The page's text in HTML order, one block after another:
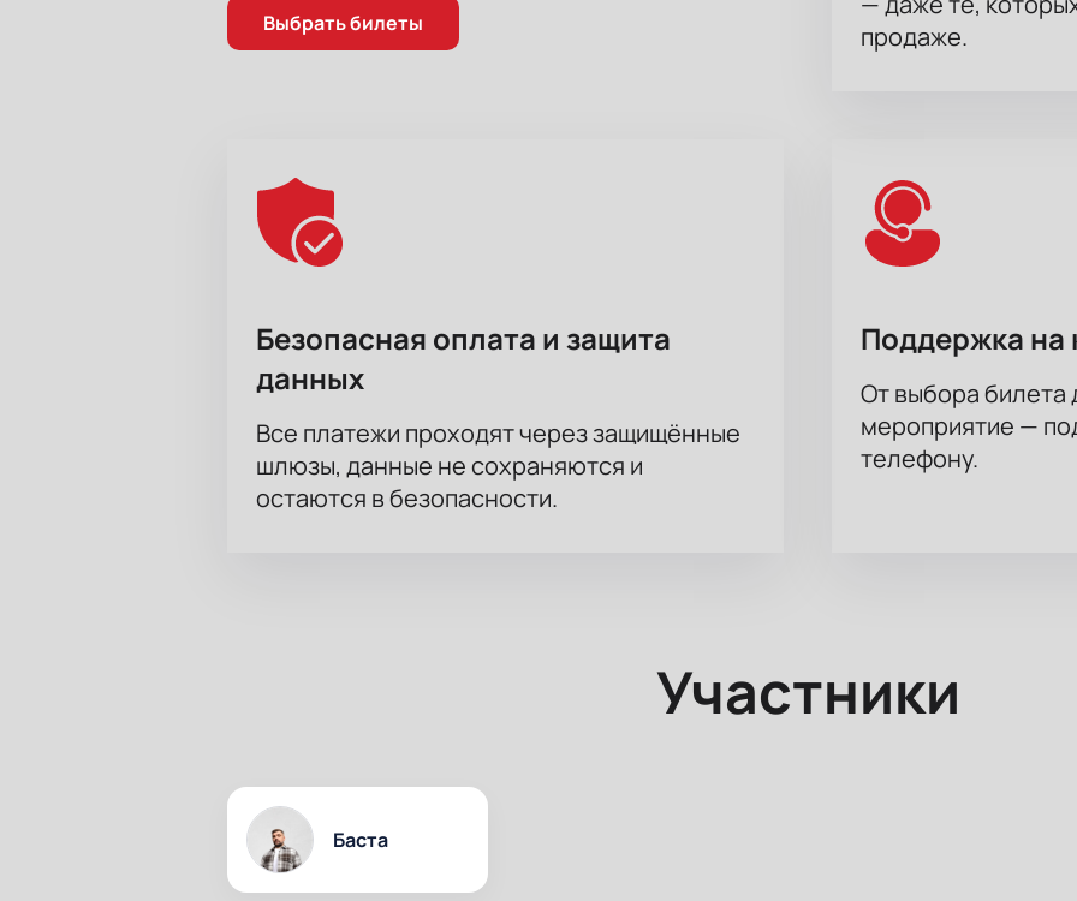
Выбрать билеты
продаже.
Безопасная оплата и защита
данных
Все платежи проходят через защищённые
шлюзы, данные не сохраняются и
остаются в безопасности.
Поддержка на
От выбора билета
мероприятие —
телефону.
Участники
Баста